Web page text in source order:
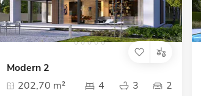
Modern 2
202,70 m²
4 3 2